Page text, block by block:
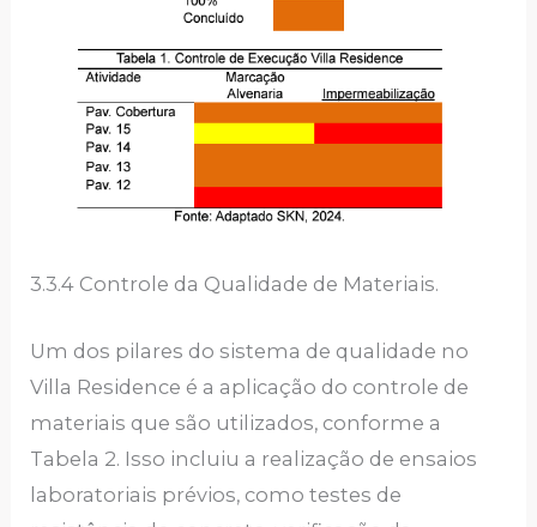
3.3.4 Controle da Qualidade de Materiais.
Um dos pilares do sistema de qualidade no
Villa Residence é a aplicação do controle de
materiais que são utilizados, conforme a
Tabela 2. Isso incluiu a realização de ensaios
laboratoriais prévios, como testes de